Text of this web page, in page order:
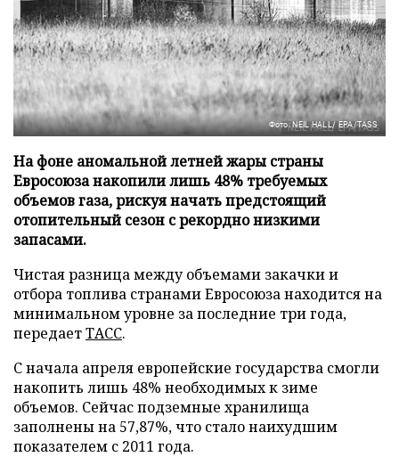
Фото: NEIL HALL/ EPA/TASS
На фоне аномальной летней жары страны
Евросоюза накопили лишь 48% требуемых
объемов газа, рискуя начать предстоящий
отопительный сезон с рекордно низкими
запасами.
Чистая разница между объемами закачки и
отбора топлива странами Евросоюза находится на
минимальном уровне за последние три года,
передаетТАСС.
С начала апреля европейские государства смогли
накопить лишь 48% необходимых к зиме
объемов. Сейчас подземные хранилища
заполнены на 57,87%, что стало наихудшим
показателем с 2011 года.